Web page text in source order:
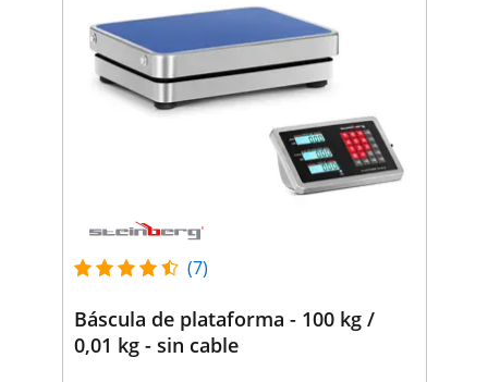
(7)
Báscula de plataforma - 100 kg /
0,01 kg - sin cable